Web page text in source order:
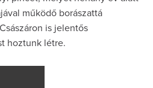
működő borászattá
is jelentős
hoztunk létre.